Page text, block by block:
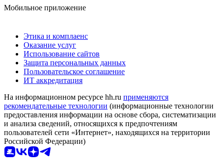
Мобильное приложение
Этика и комплаенс
Оказание услуг
Использование сайтов
Защита персональных данных
Пользовательское соглашение
ИТ аккредитация
На информационном ресурсе hh.ru применяются
рекомендательные технологии (информационные технологии
предоставления информации на основе сбора, систематизации
и анализа сведений, относящихся к предпочтениям
пользователей сети «Интернет», находящихся на территории
Российской Федерации)